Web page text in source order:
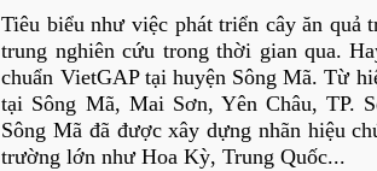
Tiêu biểu như việc phát triển cây ăn quả
trung nghiên cứu trong thời gian qua.
chuẩn VietGAP tại huyện Sông Mã. Từ
tại Sông Mã, Mai Sơn, Yên Châu, TP.
Sông Mã đã được xây dựng nhãn hiệu
trường lớn như Hoa Kỳ, Trung Quốc...